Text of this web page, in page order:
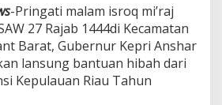
-Pringati malam isroq mi’raj
27 Rajab 1444di Kecamatan
Barat, Gubernur Kepri Anshar
lansung bantuan hibah dari
Kepulauan Riau Tahun